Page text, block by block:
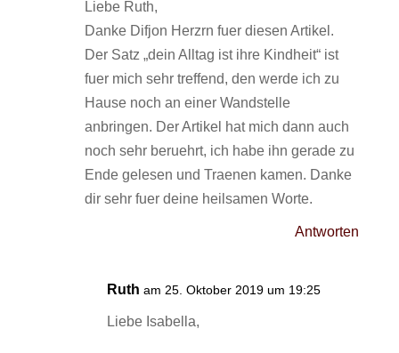
Liebe Ruth,
Danke Difjon Herzrn fuer diesen Artikel.
Der Satz „dein Alltag ist ihre Kindheit“ ist
fuer mich sehr treffend, den werde ich zu
Hause noch an einer Wandstelle
anbringen. Der Artikel hat mich dann auch
noch sehr beruehrt, ich habe ihn gerade zu
Ende gelesen und Traenen kamen. Danke
dir sehr fuer deine heilsamen Worte.
Antworten
Ruth am 25. Oktober 2019 um 19:25
Liebe Isabella,